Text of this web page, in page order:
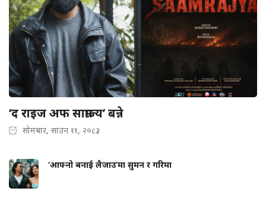
‘द राइज अफ साम्राज्य’ बन्ने
सोमबार, साउन ११, २०८३
‘आफ्नो बनाई लैजाउ’मा सुमन र गरिमा